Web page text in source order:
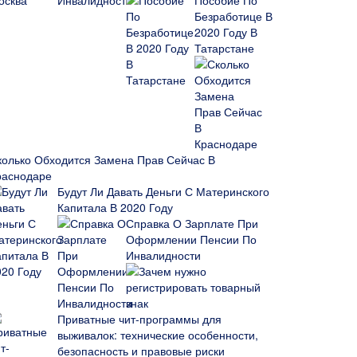
Безработице В
2020 Году В
Татарстане
Обходится Замена Прав Сейчас В
Будут Ли Давать Деньги С Материнского
Капитала В 2020 Году
Справка О Зарплате При
Оформлении Пенсии По
Инвалидности
Зачем нужно
регистрировать товарный
знак
Приватные чит-программы для
выживалок: технические особенности,
безопасность и правовые риски